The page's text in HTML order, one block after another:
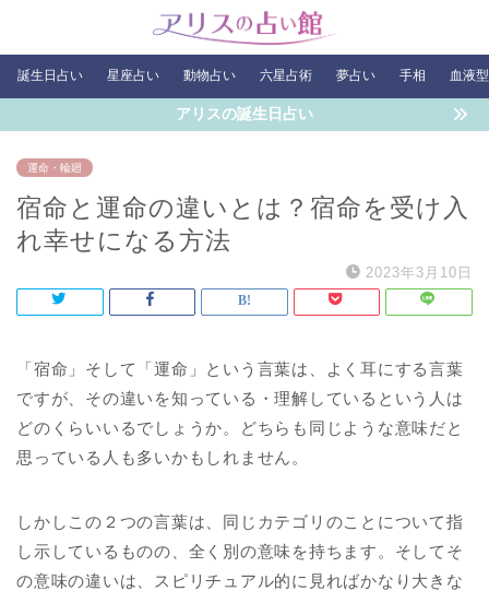
誕生日占い 星座占い 動物占い 六星占術 夢占い 手相 血液
アリスの誕生日占い
運命・輪廻
宿命と運命の違いとは？宿命を受け入
れ幸せになる方法
2023年3月10日
「宿命」そして「運命」という言葉は、よく耳にする言葉
ですが、その違いを知っている・理解しているという人は
どのくらいいるでしょうか。どちらも同じような意味だと
思っている人も多いかもしれません。
しかしこの２つの言葉は、同じカテゴリのことについて指
し示しているものの、全く別の意味を持ちます。そしてそ
の意味の違いは、スピリチュアル的に見ればかなり大きな